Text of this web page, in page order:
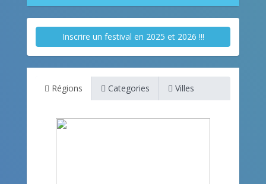
Inscrire un festival en 2025 et 2026 !!!
Régions Categories Villes